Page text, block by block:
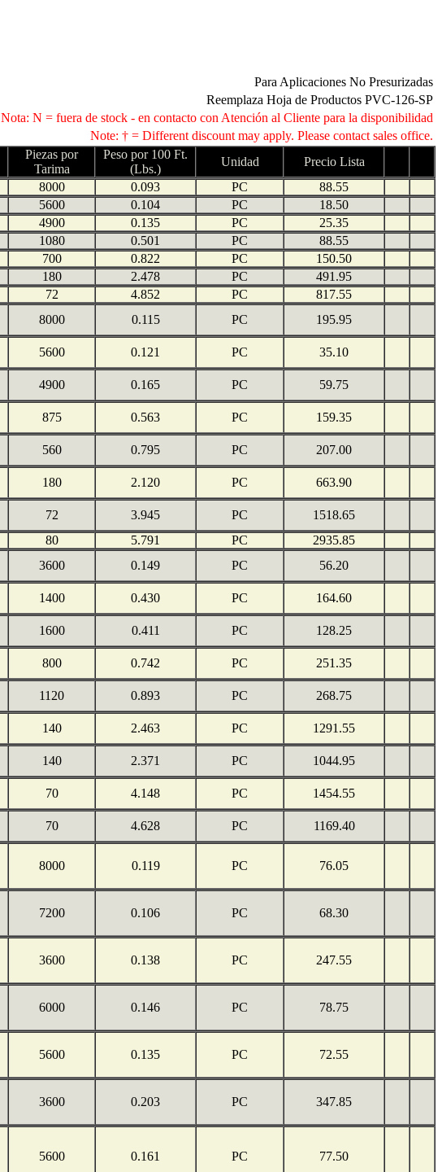
Para Aplicaciones No Presurizadas
Reemplaza Hoja de Productos PVC-126-SP
Nota: N = fuera de stock - en contacto con Atención al Cliente para la disponibilidad
Note: † = Different discount may apply. Please contact sales office.
Piezas por
Tarima
Peso por 100 Ft.
(Lbs.)
Unidad
Precio Lista
8000 0.093 PC
88.55
5600 0.104 PC
18.50
4900 0.135 PC
25.35
1080 0.501 PC
88.55
700 0.822 PC
150.50
180 2.478 PC
491.95
72 4.852 PC
817.55
8000 0.115 PC 195.95
5600 0.121 PC 35.10
4900 0.165 PC 59.75
875 0.563 PC 159.35
560 0.795 PC 207.00
180 2.120 PC 663.90
72 3.945 PC
1518.65
80 5.791 PC
2935.85
3600 0.149 PC 56.20
1400 0.430 PC 164.60
1600 0.411 PC 128.25
800 0.742 PC 251.35
1120 0.893 PC 268.75
140 2.463 PC 1291.55
140 2.371 PC 1044.95
70 4.148 PC 1454.55
70 4.628 PC 1169.40
8000 0.119 PC 76.05
7200 0.106 PC 68.30
3600 0.138 PC 247.55
6000 0.146 PC 78.75
5600 0.135 PC 72.55
3600 0.203 PC 347.85
5600 0.161 PC 77.50